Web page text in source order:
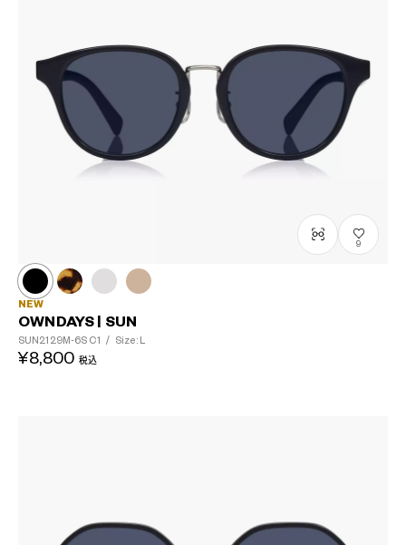
9
NEW
OWNDAYS | SUN
SUN2129M-6S C1 / Size: L
¥8,800 税込